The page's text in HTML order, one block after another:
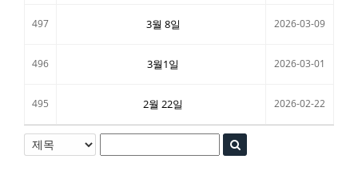
497 3월 8일 2026-03-09
496 3월1일 2026-03-01
495 2월 22일 2026-02-22